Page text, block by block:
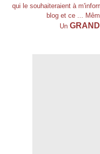
qui le souhaiteraient à
blog et ce ...
Un